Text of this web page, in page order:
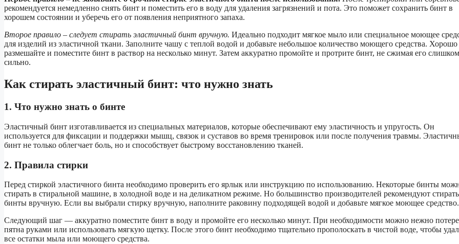
рекомендуется немедленно снять бинт и поместить его в воду для удаления загрязнений и пота. Это поможет сохранить бинт в
хорошем состоянии и уберечь его от появления неприятного запаха.
Второе правило – следует стирать эластичный бинт вручную. Идеально подходит мягкое мыло или специальное моющее
для изделий из эластичной ткани. Заполните чашу с теплой водой и добавьте небольшое количество моющего средства. Хорошо
размешайте и поместите бинт в раствор на несколько минут. Затем аккуратно промойте и протрите бинт, не сжимая его слишком
сильно.
Как стирать эластичный бинт: чтo нужно знать
1. Чтo нужно знать о бинте
Эластичный бинт изготавливается из специальных материалов, которые обеспечивают ему эластичность и упругость. Он
используется для фиксации и поддержки мышц, связок и суставов во время тренировок или после получения травмы.
бинт не только облегчает боль, но и способствует быстрому восстановлению тканей.
2. Правила стирки
Перед стиркой эластичного бинта необходимо проверить его ярлык или инструкцию по использованию. Некоторые бинты
стирать в стиральной машине, в холодной воде и на деликатном режиме. Но большинство производителей рекомендуют стирать
бинты вручную. Если вы выбрали стирку вручную, наполните раковину подходящей водой и добавьте мягкое моющее средство.
Следующий шаг — аккуратно поместите бинт в воду и промойте его несколько минут. При необходимости можно нежно
пятна руками или использовать мягкую щетку. После этого бинт необходимо тщательно прополоскать в чистой воде, чтобы
все остатки мыла или моющего средства.